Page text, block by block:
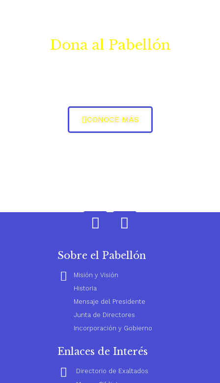
Dona al Pabellón
CONOCE MÁS
Sobre el Pabellón
Misión y Visión
Historia
Mensaje del Presidente
Junta de Directores
Incorporación y Gobierno
Enlaces de Interés
Directorio de Exaltados